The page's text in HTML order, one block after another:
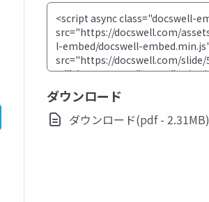
ダウンロード
ダウンロード(pdf - 2.31MB)